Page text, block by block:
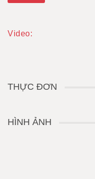
Video:
THỰC ĐƠN
HÌNH ẢNH